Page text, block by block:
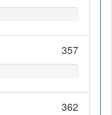
357
362